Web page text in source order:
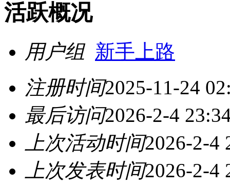
活跃概况
用户组 新手上路
注册时间2025-11-24
最后访问2026-2-4
上次活动时间2026-2-4
上次发表时间2026-2-4